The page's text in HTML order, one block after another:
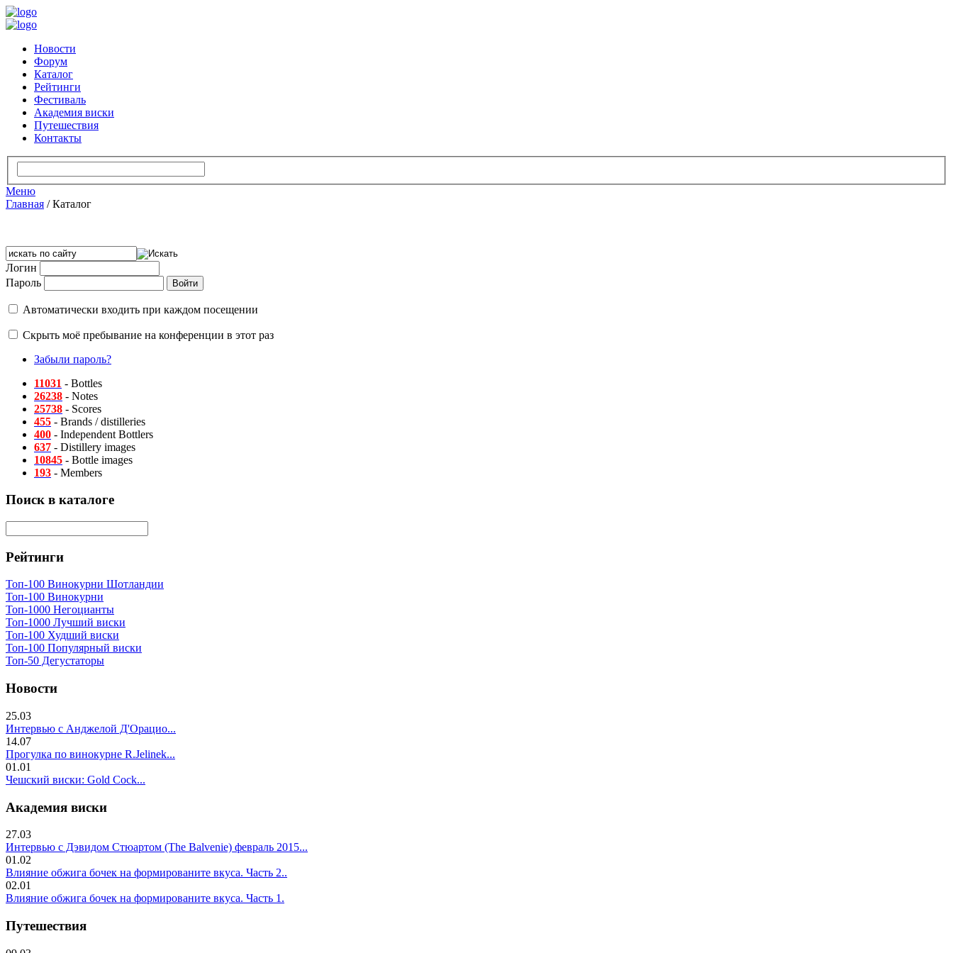
Новости
Форум
Каталог
Рейтинги
Фестиваль
Академия виски
Путешествия
Контакты
Меню
Главная /Каталог
Логин
Пароль
Автоматически входить при каждом посещении
Скрыть моё пребывание на конференции в этот раз
Забыли пароль?
11031 - Bottles
26238 - Notes
25738 - Scores
455 - Brands / distilleries
400 - Independent Bottlers
637 - Distillery images
10845 - Bottle images
193 - Members
Поиск в каталоге
Рейтинги
Топ-100 Винокурни Шотландии
Топ-100 Винокурни
Топ-1000 Негоцианты
Топ-1000 Лучший виски
Топ-100 Худший виски
Топ-100 Популярный виски
Топ-50 Дегустаторы
Новости
25.03
Интервью с Анджелой Д'Орацио...
14.07
Прогулка по винокурне R.Jelinek...
01.01
Чешский виски: Gold Cock...
Академия виски
27.03
Интервью с Дэвидом Стюартом (The Balvenie) февраль 2015...
01.02
Влияние обжига бочек на формированите вкуса. Часть 2..
02.01
Влияние обжига бочек на формированите вкуса. Часть 1.
Путешествия